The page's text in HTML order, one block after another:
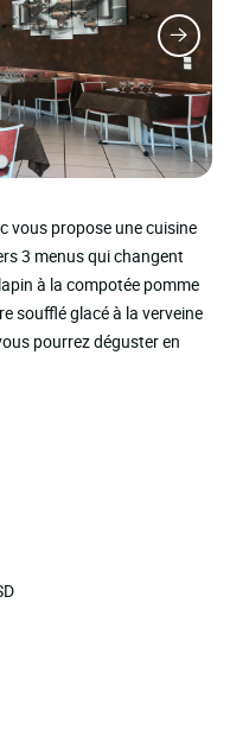
vous propose une cuisine
3 menus qui changent
à la compotée pomme
soufflé glacé à la verveine
pourrez déguster en